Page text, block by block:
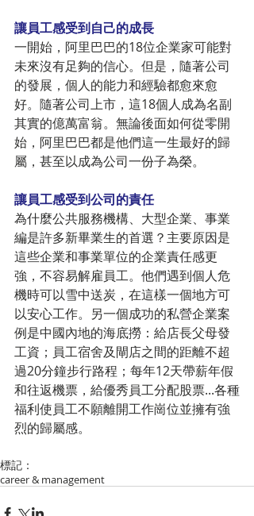
讓員工感受到自己的成長
一開始，阿里巴巴的18位企業家可能對
未來沒有足夠的信心。但是，隨著公司
的發展，個人的能力和經驗都愈來愈
好。隨著公司上市，這18個人成為名副
其實的億萬富翁。無論後面如何從零開
始，阿里巴巴都是他們這一生最好的歸
屬，甚至以成為公司一份子為榮。
讓員工感受到公司的責任
為什麼公共服務機構、大型企業、事業
編是許多新畢業生的首選？主要原因是
這些企業和事業單位的企業責任感更
強，不容易解雇員工。他們遇到個人危
機時可以雪中送炭，在這樣一個地方可
以安心工作。另一個成功的私營企業案
例是中國內地的海底撈：給店長父母發
工資；員工宿舍及閘店之間的距離不超
過20分鐘步行路程；每年12天帶薪年假
和往返機票，給優秀員工分配股票...各種
福利使員工不願離開工作崗位並擁有強
烈的歸屬感。
標記：
career & management